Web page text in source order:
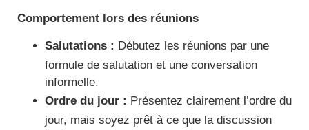
Comportement lors des réunions
Salutations : Débutez les réunions par une
formule de salutation et une conversation
informelle.
Ordre du jour : Présentez clairement l’ordre du
jour, mais soyez prêt à ce que la discussion